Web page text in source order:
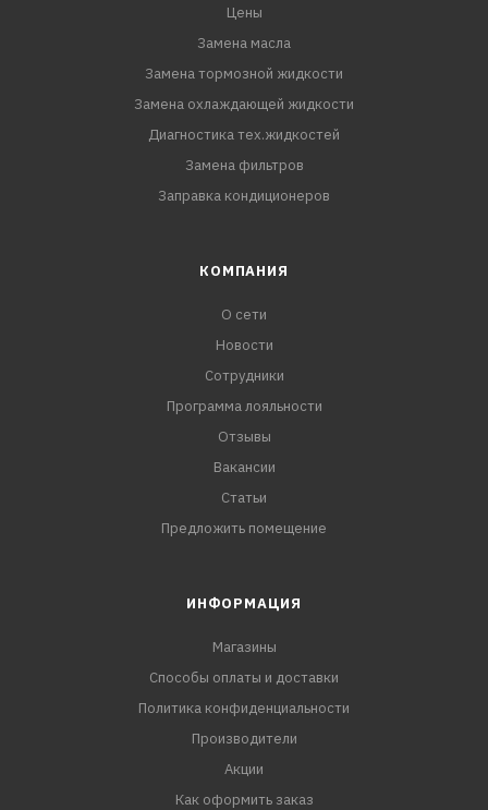
Цены
Замена масла
Замена тормозной жидкости
Замена охлаждающей жидкости
Диагностика тех.жидкостей
Замена фильтров
Заправка кондиционеров
КОМПАНИЯ
О сети
Новости
Сотрудники
Программа лояльности
Отзывы
Вакансии
Статьи
Предложить помещение
ИНФОРМАЦИЯ
Магазины
Способы оплаты и доставки
Политика конфиденциальности
Производители
Акции
Как оформить заказ